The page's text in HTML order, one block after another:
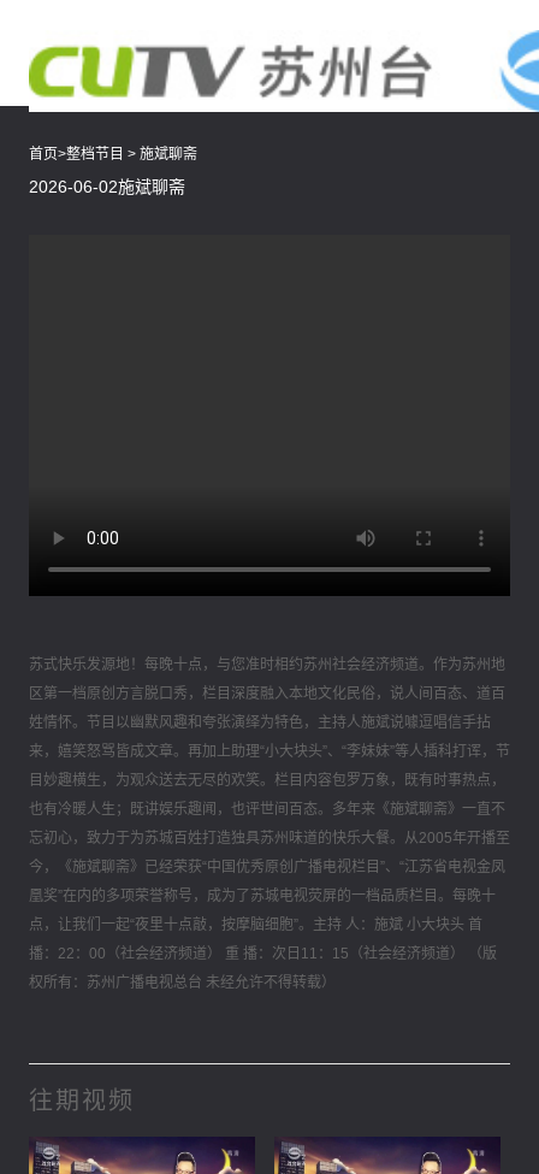
首页>整档节目 > 施斌聊斋
2026-06-02施斌聊斋
苏式快乐发源地！每晚十点，与您准时相约苏州社会经济频道。作为苏州地
区第一档原创方言脱口秀，栏目深度融入本地文化民俗，说人间百态、道百
姓情怀。节目以幽默风趣和夸张演绎为特色，主持人施斌说噱逗唱信手拈
来，嬉笑怒骂皆成文章。再加上助理“小大块头”、“李妹妹”等人插科打诨，节
目妙趣横生，为观众送去无尽的欢笑。栏目内容包罗万象，既有时事热点，
也有冷暖人生；既讲娱乐趣闻，也评世间百态。多年来《施斌聊斋》一直不
忘初心，致力于为苏城百姓打造独具苏州味道的快乐大餐。从2005年开播至
今，《施斌聊斋》已经荣获“中国优秀原创广播电视栏目”、“江苏省电视金凤
凰奖”在内的多项荣誉称号，成为了苏城电视荧屏的一档品质栏目。每晚十
点，让我们一起“夜里十点敲，按摩脑细胞”。主持 人：施斌 小大块头 首
播：22：00（社会经济频道） 重 播：次日11：15（社会经济频道） （版
权所有：苏州广播电视总台 未经允许不得转载）
往期视频